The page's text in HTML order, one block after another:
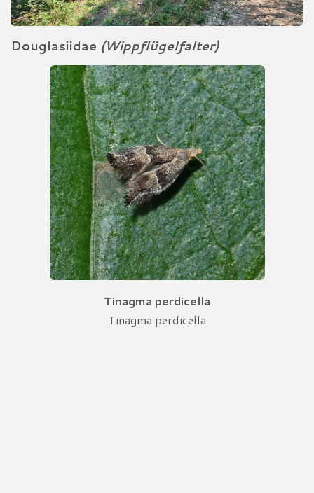
Douglasiidae (Wippflügelfalter)
Tinagma perdicella
Tinagma perdicella